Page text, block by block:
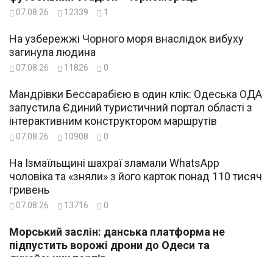
07.08.26 12339 1
На узбережжі Чорного моря внаслідок вибуху
загинула людина
07.08.26 11826 0
Мандрівки Бессарабією в один клік: Одеська ОДА
запустила Єдиний туристичний портал області з
інтерактивним конструктором маршрутів
07.08.26 10908 0
На Ізмаїльщині шахраї зламали WhatsApp
чоловіка та «зняли» з його карток понад 110 тисяч
гривень
07.08.26 13716 0
Морський заслін: данська платформа не
підпустить ворожі дрони до Одеси та